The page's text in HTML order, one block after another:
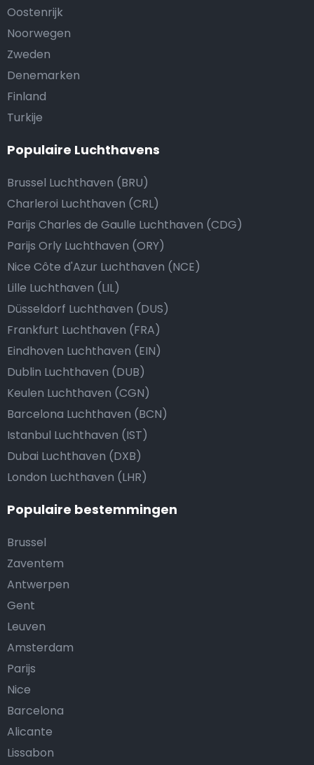
Oostenrijk
Noorwegen
Zweden
Denemarken
Finland
Turkije
Populaire Luchthavens
Brussel Luchthaven (BRU)
Charleroi Luchthaven (CRL)
Parijs Charles de Gaulle Luchthaven (CDG)
Parijs Orly Luchthaven (ORY)
Nice Côte d'Azur Luchthaven (NCE)
Lille Luchthaven (LIL)
Düsseldorf Luchthaven (DUS)
Frankfurt Luchthaven (FRA)
Eindhoven Luchthaven (EIN)
Dublin Luchthaven (DUB)
Keulen Luchthaven (CGN)
Barcelona Luchthaven (BCN)
Istanbul Luchthaven (IST)
Dubai Luchthaven (DXB)
London Luchthaven (LHR)
Populaire bestemmingen
Brussel
Zaventem
Antwerpen
Gent
Leuven
Amsterdam
Parijs
Nice
Barcelona
Alicante
Lissabon